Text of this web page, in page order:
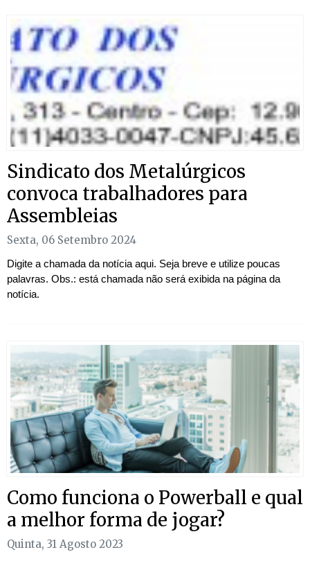
Sindicato dos Metalúrgicos
convoca trabalhadores para
Assembleias
Sexta, 06 Setembro 2024
Digite a chamada da notícia aqui. Seja breve e utilize poucas
palavras. Obs.: está chamada não será exibida na página da
notícia.
Como funciona o Powerball e qual
a melhor forma de jogar?
Quinta, 31 Agosto 2023